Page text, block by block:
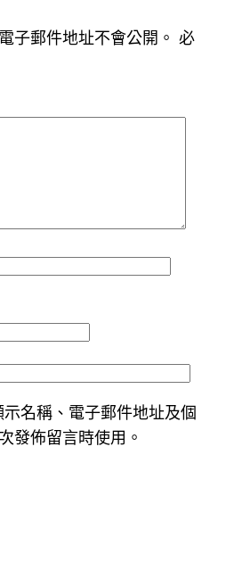
子郵件地址不會公開。 必
示名稱、電子郵件地址及個
發佈留言時使用。